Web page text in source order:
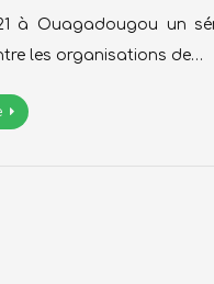
à Ouagadougou un
les organisations de…